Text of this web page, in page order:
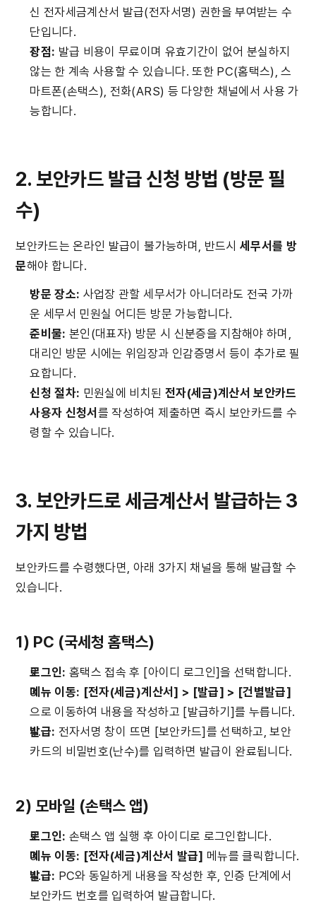
신 전자세금계산서 발급(전자서명) 권한을 부여받는 수
단입니다.
장점: 발급 비용이 무료이며 유효기간이 없어 분실하지
않는 한 계속 사용할 수 있습니다. 또한 PC(홈택스), 스
마트폰(손택스), 전화(ARS) 등 다양한 채널에서 사용 가
능합니다.
2. 보안카드 발급 신청 방법 (방문 필
수)
보안카드는 온라인 발급이 불가능하며, 반드시 세무서를 방
문해야 합니다.
방문 장소: 사업장 관할 세무서가 아니더라도 전국 가까
운 세무서 민원실 어디든 방문 가능합니다.
준비물: 본인(대표자) 방문 시 신분증을 지참해야 하며,
대리인 방문 시에는 위임장과 인감증명서 등이 추가로 필
요합니다.
신청 절차: 민원실에 비치된 전자(세금)계산서 보안카드
사용자 신청서 를 작성하여 제출하면 즉시 보안카드를 수
령할 수 있습니다.
3. 보안카드로 세금계산서 발급하는 3
가지 방법
보안카드를 수령했다면, 아래 3가지 채널을 통해 발급할 수
있습니다.
1) PC (국세청 홈택스)
로그인: 홈택스 접속 후 [아이디 로그인]을 선택합니다.
메뉴 이동: [전자(세금)계산서] > [발급] > [건별발급]
으로 이동하여 내용을 작성하고 [발급하기]를 누릅니다.
발급: 전자서명 창이 뜨면 [보안카드]를 선택하고, 보안
카드의 비밀번호(난수)를 입력하면 발급이 완료됩니다.
2) 모바일 (손택스 앱)
로그인: 손택스 앱 실행 후 아이디로 로그인합니다.
메뉴 이동: [전자(세금)계산서 발급] 메뉴를 클릭합니다.
발급: PC와 동일하게 내용을 작성한 후, 인증 단계에서
보안카드 번호를 입력하여 발급합니다.